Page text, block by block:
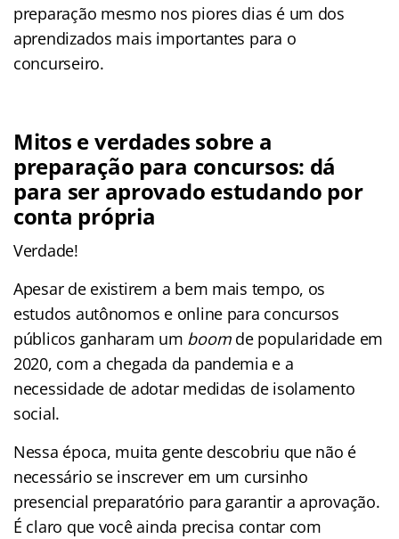
preparação mesmo nos piores dias é um dos
aprendizados mais importantes para o
concurseiro.
Mitos e verdades sobre a
preparação para concursos: dá
para ser aprovado estudando por
conta própria
Verdade!
Apesar de existirem a bem mais tempo, os
estudos autônomos e online para concursos
públicos ganharam um boomde popularidade em
2020, com a chegada da pandemia e a
necessidade de adotar medidas de isolamento
social.
Nessa época, muita gente descobriu que não é
necessário se inscrever em um cursinho
presencial preparatório para garantir a aprovação.
É claro que você ainda precisa contar com